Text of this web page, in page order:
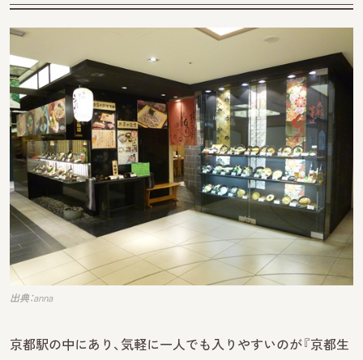
出典：anna
京都駅の中にあり、気軽に一人でも入りやすいのが『京都生